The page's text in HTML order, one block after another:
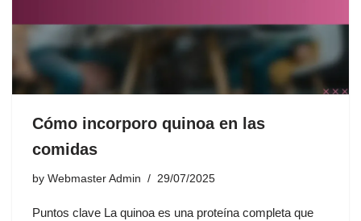
Cómo incorporo quinoa en las
comidas
by Webmaster Admin 29/07/2025
Puntos clave La quinoa es una proteína completa que